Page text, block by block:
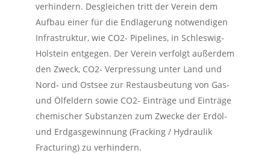
verhindern. Desgleichen tritt der Verein dem
Aufbau einer für die Endlagerung notwendigen
Infrastruktur, wie CO2- Pipelines, in Schleswig-
Holstein entgegen. Der Verein verfolgt außerdem
den Zweck, CO2- Verpressung unter Land und
Nord- und Ostsee zur Restausbeutung von Gas-
und Ölfeldern sowie CO2- Einträge und Einträge
chemischer Substanzen zum Zwecke der Erdöl-
und Erdgasgewinnung (Fracking / Hydraulik
Fracturing) zu verhindern.